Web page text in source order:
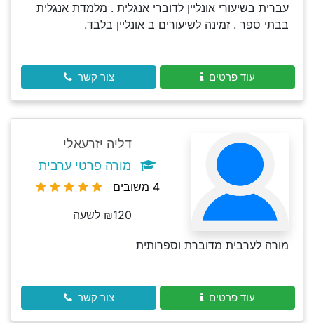
עברית בשיעורי אונליין לדוברי אנגלית . מלמדת אנגלית
בבתי ספר . זמינה לשיעורים ב אונליין בלבד.
עוד פרטים צור קשר
דליה יזרעאלי
מורה פרטי ערבית
4 משובים
₪120 לשעה
מורה לערבית מדוברת וספרותית
עוד פרטים צור קשר